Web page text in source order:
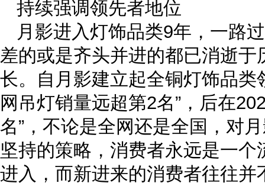
持续强调领先者地位
月影进入灯饰品类9年，一路
差的或是齐头并进的都已消逝
长。自月影建立起全铜灯饰品类
网吊灯销量远超第2名”，后在
名”，不论是全网还是全国，对
坚持的策略，消费者永远是一
进入，而新进来的消费者往往